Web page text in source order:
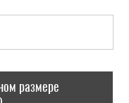
размере